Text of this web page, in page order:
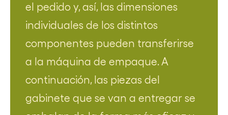
el pedido y, así, las dimensiones
individuales de los distintos
componentes pueden transferirse
a la máquina de empaque. A
continuación, las piezas del
gabinete que se van a entregar se